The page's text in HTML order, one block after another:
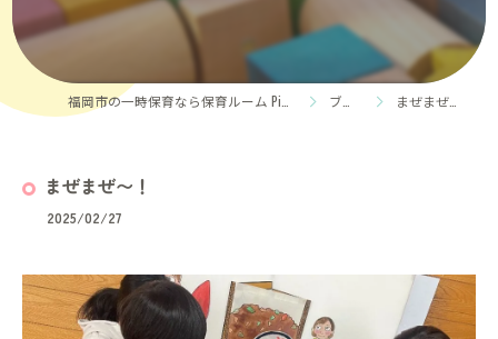
ブログ まぜまぜ〜！
まぜまぜ〜！
2025/02/27